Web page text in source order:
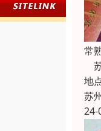
常
地
苏
24-